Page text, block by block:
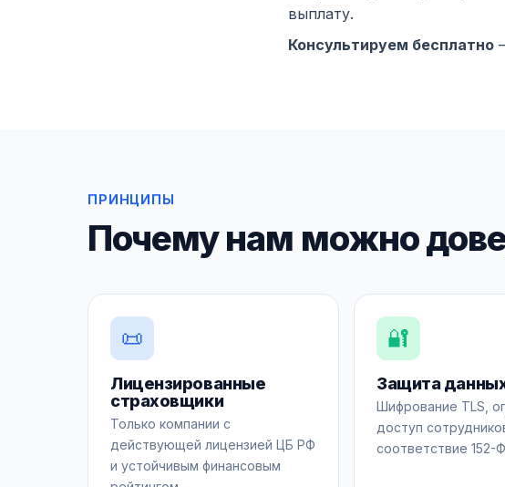
выплату.
Консультируем бесплатно
ПРИНЦИПЫ
Почему нам можно
📜
Лицензированные
страховщики
Только компании с
действующей лицензией ЦБ РФ
и устойчивым финансовым
🔐
Защита
Шифрование TLS,
доступ
соответствие 152-